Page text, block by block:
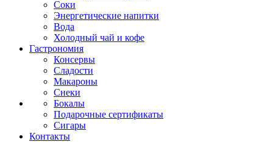
Соки
Энергетические напитки
Вода
Холодный чай и кофе
Гастрономия
Консервы
Сладости
Макароны
Снеки
Бокалы
Подарочные сертификаты
Сигары
Контакты